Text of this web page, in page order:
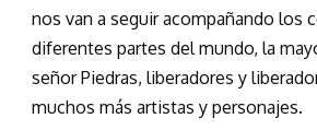
nos van a seguir acompañando los
diferentes partes del mundo, la
señor Piedras, liberadores y
muchos más artistas y personajes.